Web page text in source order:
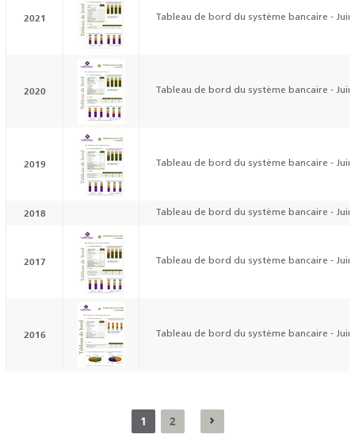
2021 Tableau de bord du système bancaire - Juin
2020 Tableau de bord du système bancaire - Juin
2019 Tableau de bord du système bancaire - Juin
2018 Tableau de bord du système bancaire - Juin
2017 Tableau de bord du système bancaire - Juin
2016 Tableau de bord du système bancaire - Juin
1 2